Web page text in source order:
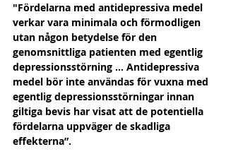
"Fördelarna med antidepressiva medel
verkar vara minimala och förmodligen
utan någon betydelse för den
genomsnittliga patienten med egentlig
depressionsstörning … Antidepressiva
medel bör inte användas för vuxna med
egentlig depressionsstörningar innan
giltiga bevis har visat att de potentiella
fördelarna uppväger de skadliga
effekterna”.